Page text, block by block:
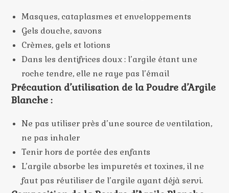
Masques, cataplasmes et enveloppements
Gels douche, savons
Crèmes, gels et lotions
Dans les dentifrices doux : l’argile étant une
roche tendre, elle ne raye pas l’émail
Précaution d’utilisation de la Poudre d’Argile
Blanche :
Ne pas utiliser près d’une source de ventilation,
ne pas inhaler
Tenir hors de portée des enfants
L’argile absorbe les impuretés et toxines, il ne
faut pas réutiliser de l’argile ayant déjà servi.